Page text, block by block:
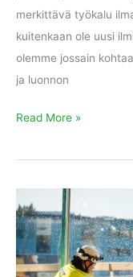
merkittävä työkalu
kuitenkaan ole uusi
olemme jossain
ja luonnon
Read More »
rakentaa
parempaa
maailmaa